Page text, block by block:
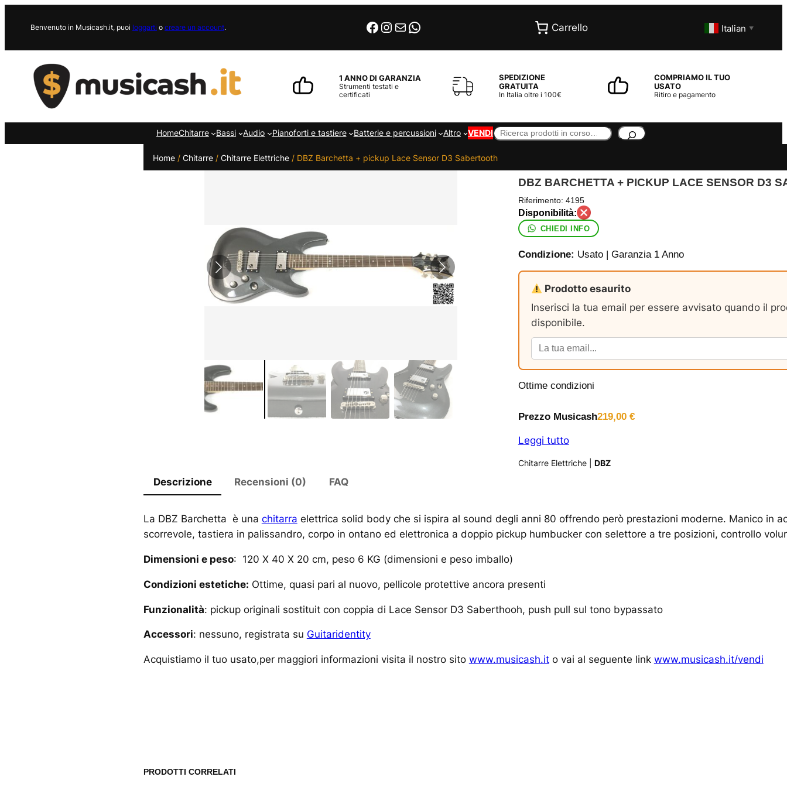
Benvenuto in Musicash.it, puoi loggarti o creare un account. Facebook
Instagram
EmailWhatsApp Carrello Italian ▼
1 ANNO DI GARANZIA
Strumenti testati e
certificati
SPEDIZIONE
GRATUITA
In Italia oltre i 100€
COMPRIAMO IL TUO
USATO
Ritiro e pagamento
HomeChitarre Bassi Audio Pianoforti e tastiere Batterie e percussioni Altro VENDICerca
Home/ Chitarre/ Chitarre Elettriche/ DBZ Barchetta + pickup Lace Sensor D3 Sabertooth
DBZ BARCHETTA + PICKUP LACE SENSOR D3
Riferimento: 4195
CHIEDI INFO
Condizione: Usato | Garanzia 1 Anno
Prodotto esaurito
Inserisci la tua email per essere avvisato quando il
disponibile.
Ottime condizioni
Prezzo Musicash219,00 €
Leggi tutto
Chitarre Elettriche| DBZ
Descrizione Recensioni (0) FAQ
La DBZ Barchetta è una chitarra elettrica solid body che si ispira al sound degli anni 80 offrendo però prestazioni moderne. Manico in
scorrevole, tastiera in palissandro, corpo in ontano ed elettronica a doppio pickup humbucker con selettore a tre posizioni, controllo
Dimensioni e peso: 120 X 40 X 20 cm, peso 6 KG (dimensioni e peso imballo)
Condizioni estetiche: Ottime, quasi pari al nuovo, pellicole protettive ancora presenti
Funzionalità: pickup originali sostituit con coppia di Lace Sensor D3 Saberthooh, push pull sul tono bypassato
Accessori: nessuno, registrata su Guitaridentity
Acquistiamo il tuo usato,per maggiori informazioni visita il nostro sito www.musicash.ito vai al seguente link www.musicash.it/vendi
PRODOTTI CORRELATI